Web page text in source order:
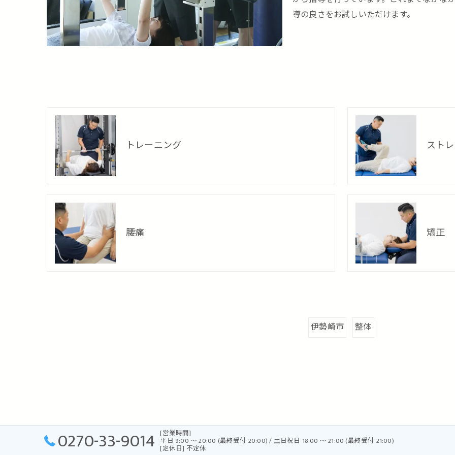
導の良さをお試しいただけます。
トレーニング スト
腰痛 矯正
伊勢崎市 整体
0270-33-9014 [営業時間]
平日 9:00 〜 20:00 (最終受付 20:00) / 土日祝日 18:00 〜 21:00 (最終受付 21:00)
[定休日] 不定休